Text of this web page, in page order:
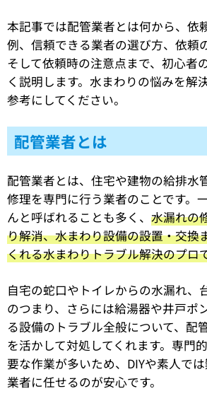
本記事では配管業者とは何から、依
例、信頼できる業者の選び方、依頼
そして依頼時の注意点まで、初心者
く説明します。水まわりの悩みを解
参考にしてください。
配管業者とは
配管業者とは、住宅や建物の給排水
修理を専門に行う業者のことです。
んと呼ばれることも多く、 水漏れの
り解消、水まわり設備の設置・交換
くれる水まわりトラブル解決のプロ
自宅の蛇口やトイレからの水漏れ、
のつまり、さらには給湯器や井戸ポ
る設備のトラブル全般について、配
を活かして対処してくれます。専門
要な作業が多いため、DIYや素人で
業者に任せるのが安心です。